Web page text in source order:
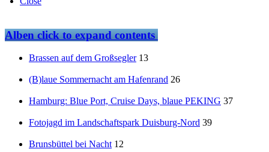
Albenclick to expand contents
Brassen auf dem Großsegler 13
(B)laue Sommernacht am Hafenrand 26
Hamburg: Blue Port, Cruise Days, blaue PEKING 37
Fotojagd im Landschaftspark Duisburg-Nord 39
Brunsbüttel bei Nacht 12